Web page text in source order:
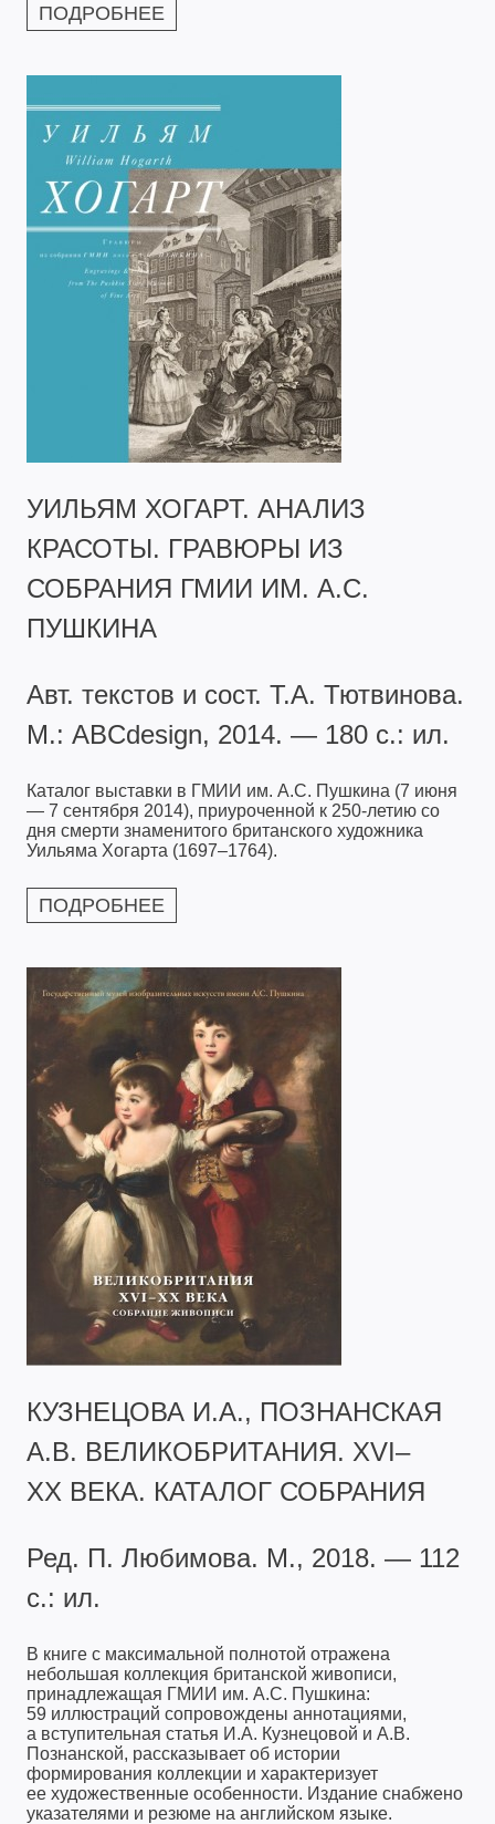
ПОДРОБНЕЕ
УИЛЬЯМ ХОГАРТ. АНАЛИЗ
КРАСОТЫ. ГРАВЮРЫ ИЗ
СОБРАНИЯ ГМИИ ИМ. А.С.
ПУШКИНА
Авт. текстов и сост. Т.А. Тютвинова.
М.: ABCdesign, 2014. — 180 с.: ил.
Каталог выставки в ГМИИ им. А.С. Пушкина (7 июня
— 7 сентября 2014), приуроченной к 250-летию со
дня смерти знаменитого британского художника
Уильяма Хогарта (1697–1764).
ПОДРОБНЕЕ
КУЗНЕЦОВА И.А., ПОЗНАНСКАЯ
А.В. ВЕЛИКОБРИТАНИЯ. XVI–
XX ВЕКА. КАТАЛОГ СОБРАНИЯ
Ред. П. Любимова. М., 2018. — 112
с.: ил.
В книге с максимальной полнотой отражена
небольшая коллекция британской живописи,
принадлежащая ГМИИ им. А.С. Пушкина:
59 иллюстраций сопровождены аннотациями,
а вступительная статья И.А. Кузнецовой и А.В.
Познанской, рассказывает об истории
формирования коллекции и характеризует
ее художественные особенности. Издание снабжено
указателями и резюме на английском языке.